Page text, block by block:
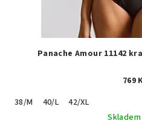
Panache Amour 11142
769
38/M
40/L
42/XL